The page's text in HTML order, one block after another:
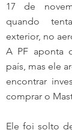
17 de
quando
exterior, no
A PF aponta
país, mas ele
encontrar
comprar o
Ele foi solto